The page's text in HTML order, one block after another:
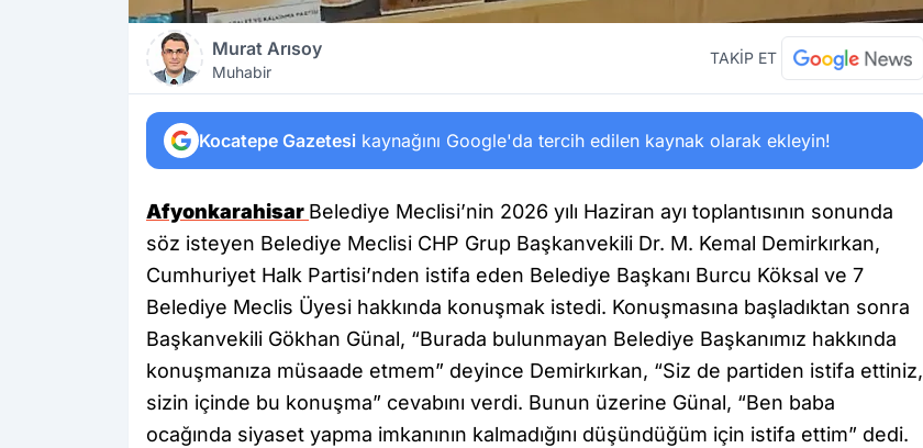
Murat Arısoy
Muhabir
TAKİP ET
Kocatepe Gazetesi kaynağını Google'da tercih edilen kaynak olarak ekleyin!
Afyonkarahisar Belediye Meclisi’nin 2026 yılı Haziran ayı toplantısının sonunda
söz isteyen Belediye Meclisi CHP Grup Başkanvekili Dr. M. Kemal Demirkırkan,
Cumhuriyet Halk Partisi’nden istifa eden Belediye Başkanı Burcu Köksal ve 7
Belediye Meclis Üyesi hakkında konuşmak istedi. Konuşmasına başladıktan sonra
Başkanvekili Gökhan Günal, “Burada bulunmayan Belediye Başkanımız hakkında
konuşmanıza müsaade etmem” deyince Demirkırkan, “Siz de partiden istifa ettiniz,
sizin içinde bu konuşma” cevabını verdi. Bunun üzerine Günal, “Ben baba
ocağında siyaset yapma imkanının kalmadığını düşündüğüm için istifa ettim” dedi.